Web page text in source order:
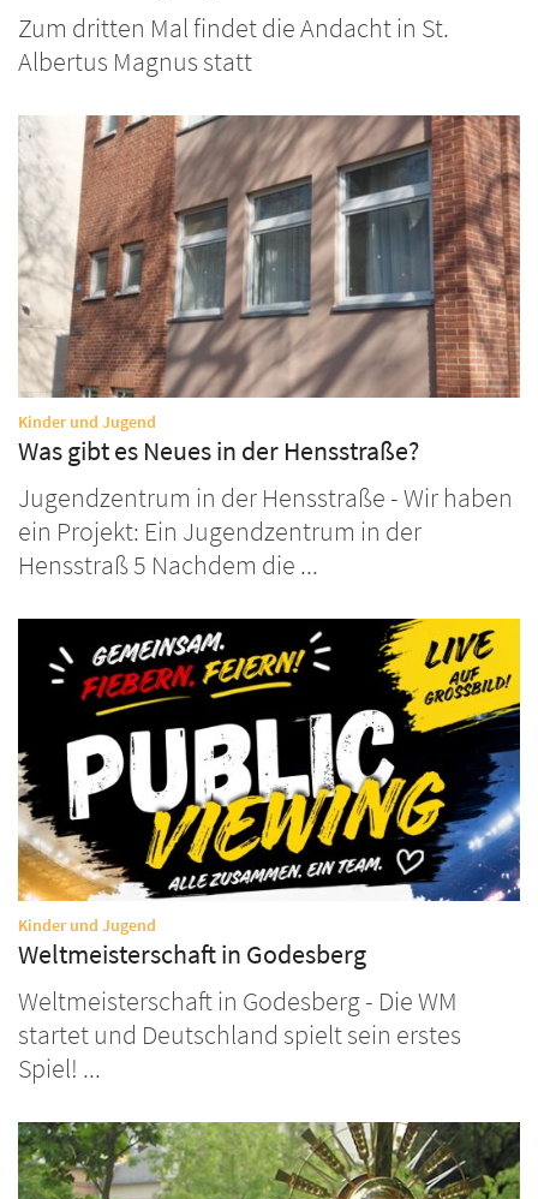
Zum dritten Mal findet die Andacht in St.
Albertus Magnus statt
Kinder und Jugend
Was gibt es Neues in der Hensstraße?
Jugendzentrum in der Hensstraße - Wir haben
ein Projekt: Ein Jugendzentrum in der
Hensstraß 5 Nachdem die ...
Kinder und Jugend
Weltmeisterschaft in Godesberg
Weltmeisterschaft in Godesberg - Die WM
startet und Deutschland spielt sein erstes
Spiel! ...